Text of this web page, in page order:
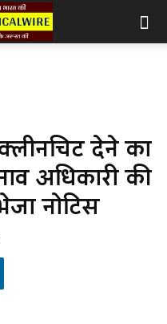
देने का
अधिकारी की
नोटिस